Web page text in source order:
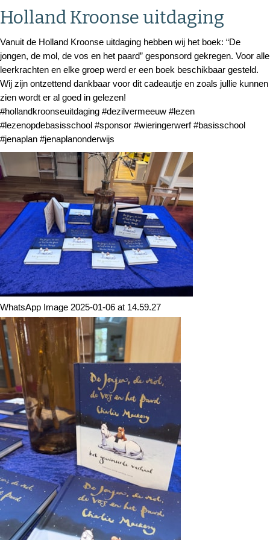
Holland Kroonse uitdaging
Vanuit de Holland Kroonse uitdaging hebben wij het boek: “De
jongen, de mol, de vos en het paard” gesponsord gekregen. Voor alle
leerkrachten en elke groep werd er een boek beschikbaar gesteld.
Wij zijn ontzettend dankbaar voor dit cadeautje en zoals jullie kunnen
zien wordt er al goed in gelezen!
#hollandkroonseuitdaging #dezilvermeeuw #lezen
#lezenopdebasisschool #sponsor #wieringerwerf #basisschool
#jenaplan #jenaplanonderwijs
WhatsApp Image 2025-01-06 at 14.59.27